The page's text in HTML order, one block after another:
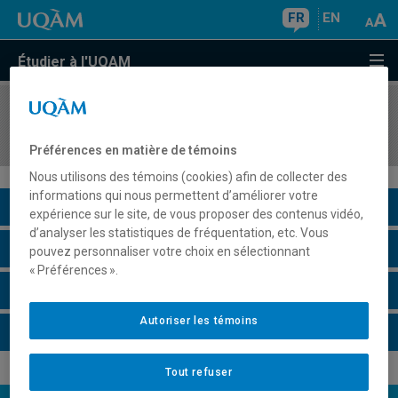
FR EN
Étudier à l'UQAM
COURS//
Description du cours
Horaire - Été 2026
Préférences en matière de témoins
Nous utilisons des témoins (cookies) afin de collecter des
informations qui nous permettent d’améliorer votre
expérience sur le site, de vous proposer des contenus vidéo,
d’analyser les statistiques de fréquentation, etc. Vous
pouvez personnaliser votre choix en sélectionnant
« Préférences ».
Tout refuser
Autoriser les témoins